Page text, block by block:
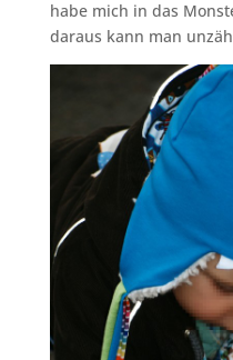
habe mich in das
daraus kann man